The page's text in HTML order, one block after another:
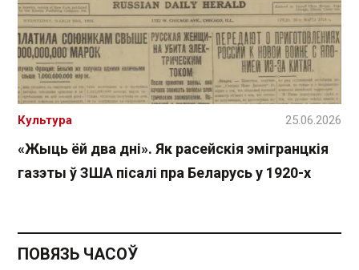
«Жыць ёй два дні». Як расейскія эмігранцкія
газэты ў ЗША пісалі пра Беларусь у 1920-х
Культура 25.06.2026
ПОВЯЗЬ ЧАСОЎ